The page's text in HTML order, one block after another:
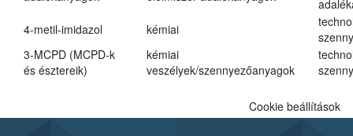
4-metil-imidazol
kémiai
3-MCPD (MCPD-k
és észtereik)
kémiai
veszélyek/szennyezőanyagok
Cookie beállítások